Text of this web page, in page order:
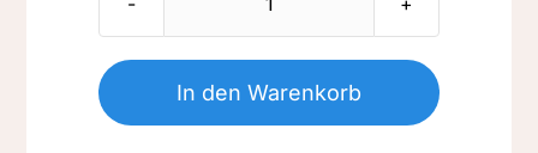
Nr.
056-
In den Warenkorb